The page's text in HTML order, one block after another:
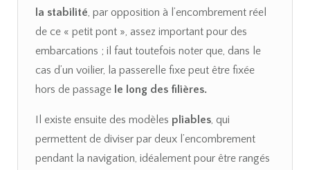
la stabilité , par opposition à l’encombrement réel
de ce « petit pont », assez important pour des
embarcations ; il faut toutefois noter que, dans le
cas d’un voilier, la passerelle fixe peut être fixée
hors de passage le long des filières.
Il existe ensuite des modèles pliables , qui
permettent de diviser par deux l’encombrement
pendant la navigation, idéalement pour être rangés